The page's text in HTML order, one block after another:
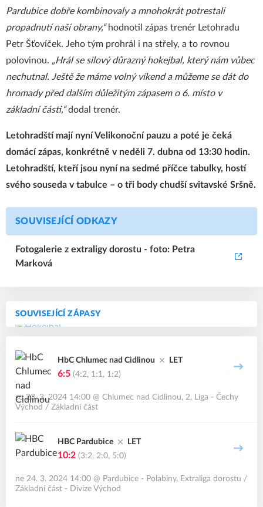
SOUVISEJÍCÍ ZÁPASY
HbC Chlumec nad Cidlinou LET
6:5 (4:2, 1:1, 1:2)
so 23. 3. 2024 14:00 @ Chlumec nad Cidlinou, 2. Liga - Čechy
Východ / Základní část
HBC Pardubice LET
10:2 (3:2, 2:0, 5:0)
ne 24. 3. 2024 14:00 @ Pardubice - Polabiny, Extraliga dorostu /
Základní část - Divize Východ
Pardubice dobře kombinovaly a mnohokrát potrestali
propadnutí naší obrany,“hodnotil zápas trenér Letohradu
Petr Šťovíček. Jeho tým prohrál i na střely, a to rovnou
polovinou. „Hrál se silový důrazný hokejbal, který nám vůbec
nechutnal. Ještě že máme volný víkend a můžeme se dát do
hromady před dalším důležitým zápasem o 6. místo v
základní části,“dodal trenér.
Letohradští mají nyní Velikonoční pauzu a poté je čeká
domácí zápas, konkrétně v neděli 7. dubna od 13:30 hodin.
Letohradští, kteří jsou nyní na sedmé příčce tabulky, hostí
svého souseda v tabulce – o tři body chudší svitavské Sršně.
SOUVISEJÍCÍ ODKAZY
Fotogalerie z extraligy dorostu - foto: Petra
Marková